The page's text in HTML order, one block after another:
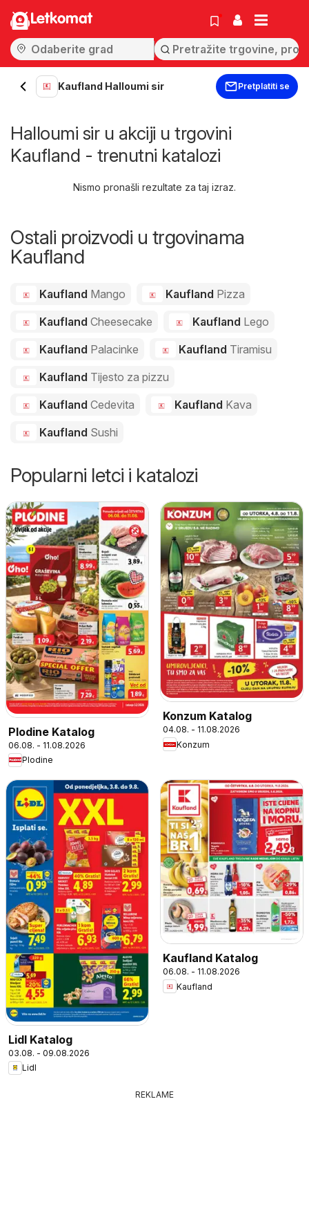
Letkomat
Kaufland Halloumi sir Pretplatiti se
Halloumi sir u akciji u trgovini
Kaufland - trenutni katalozi
Nismo pronašli rezultate za taj izraz.
Ostali proizvodi u trgovinama
Kaufland
Kaufland Mango Kaufland Pizza
Kaufland Cheesecake Kaufland Lego
Kaufland Palacinke Kaufland Tiramisu
Kaufland Tijesto za pizzu
Kaufland Cedevita Kaufland Kava
Kaufland Sushi
Popularni letci i katalozi
Plodine Katalog
06.08. - 11.08.2026
Plodine
Konzum Katalog
04.08. - 11.08.2026
Konzum
Lidl Katalog
03.08. - 09.08.2026
Lidl
Kaufland Katalog
06.08. - 11.08.2026
Kaufland
REKLAME